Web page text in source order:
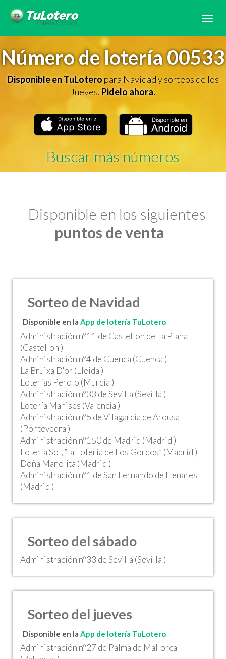
Número de lotería 00533
Disponible en TuLoteropara Navidad y sorteos de los
Jueves.Pidelo ahora.
Buscar más números
Disponible en los siguientes
puntos de venta
Sorteo de Navidad
Disponible en la App de lotería TuLotero
Administración nº11 de Castellon de La Plana
(Castellon )
Administración nº4 de Cuenca (Cuenca )
La Bruixa D'or (Lleida )
Loterías Perolo (Murcia )
Administración nº33 de Sevilla (Sevilla )
Lotería Manises (Valencia )
Administración nº5 de Vilagarcía de Arousa
(Pontevedra )
Administración nº150 de Madrid (Madrid )
Lotería Sol, “la Lotería de Los Gordos” (Madrid )
Doña Manolita (Madrid )
Administración nº1 de San Fernando de Henares
(Madrid )
Sorteo del sábado
Administración nº33 de Sevilla (Sevilla )
Sorteo del jueves
Disponible en la App de lotería TuLotero
Administración nº27 de Palma de Mallorca